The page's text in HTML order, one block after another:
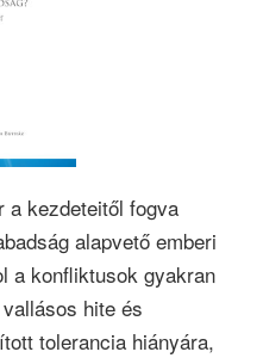
a kezdeteitől fogva
alapvető emberi
a konfliktusok gyakran
hite és
tolerancia hiányára,